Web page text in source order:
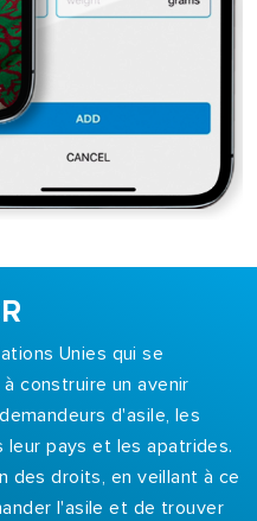
Unies qui se
construire un avenir
d'asile, les
leur pays et les apatrides.
des droits, en veillant à ce
l'asile et de trouver